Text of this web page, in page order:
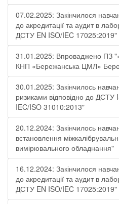
07.02.2025: Закінчилося
до акредитації та аудит в
ДСТУ EN ISO/IEC 17025:2019"
31.01.2025: Впроваджено ПЗ
КНП «Бережанська ЦМЛ»
30.01.2025: Закінчилось
ризиками відповідно до
IEC/ISO 31010:2013"
20.12.2024: Закінчилось
встановлення
вимірювального обладнання"
16.12.2024: Закінчилося
до акредитації та аудит в
ДСТУ EN ISO/IEC 17025:2019"